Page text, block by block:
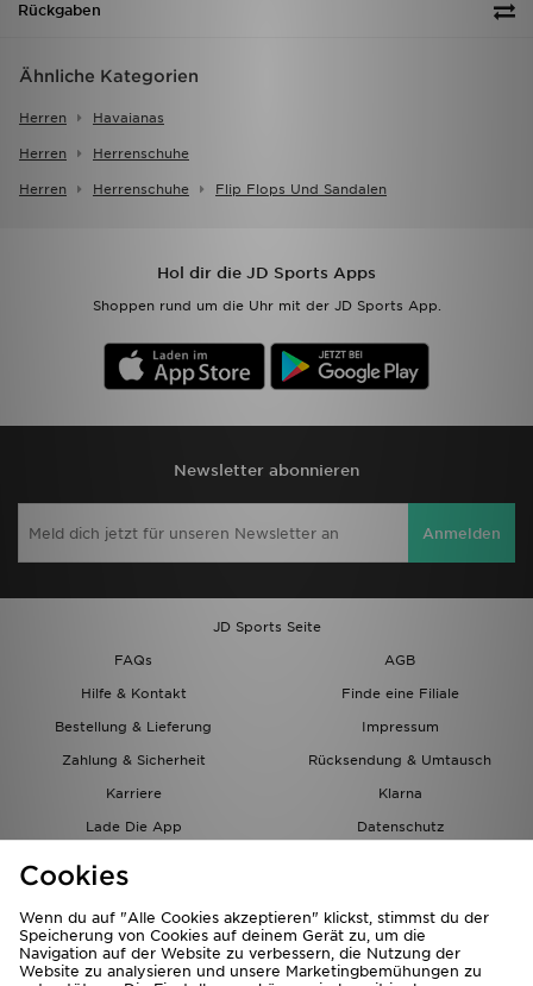
Rückgaben
Ähnliche Kategorien
Herren Havaianas
Herren Herrenschuhe
Herren Herrenschuhe Flip Flops Und Sandalen
Hol dir die JD Sports Apps
Shoppen rund um die Uhr mit der JD Sports App.
Newsletter abonnieren
Anmelden
JD Sports Seite
FAQs
AGB
Hilfe & Kontakt
Finde eine Filiale
Bestellung & Lieferung
Impressum
Zahlung & Sicherheit
Rücksendung & Umtausch
Karriere
Klarna
Lade Die App
Datenschutz
Cookies
Wenn du auf "Alle Cookies akzeptieren" klickst, stimmst du der
Speicherung von Cookies auf deinem Gerät zu, um die
Navigation auf der Website zu verbessern, die Nutzung der
Website zu analysieren und unsere Marketingbemühungen zu